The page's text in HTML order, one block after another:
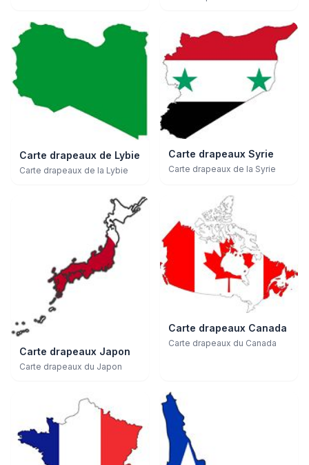
Carte drapeaux de Lybie
Carte drapeaux de la Lybie
Carte drapeaux Syrie
Carte drapeaux de la Syrie
Carte drapeaux Japon
Carte drapeaux du Japon
Carte drapeaux Canada
Carte drapeaux du Canada